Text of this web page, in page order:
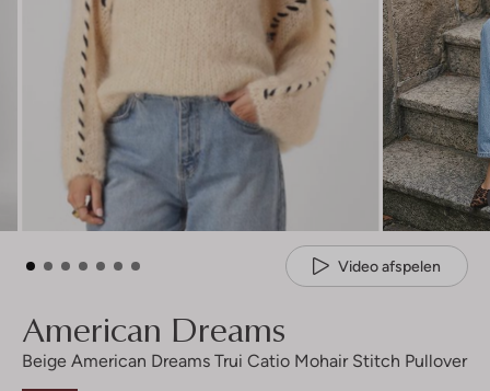
Video afspelen
American Dreams
Beige American Dreams Trui Catio Mohair Stitch Pullover